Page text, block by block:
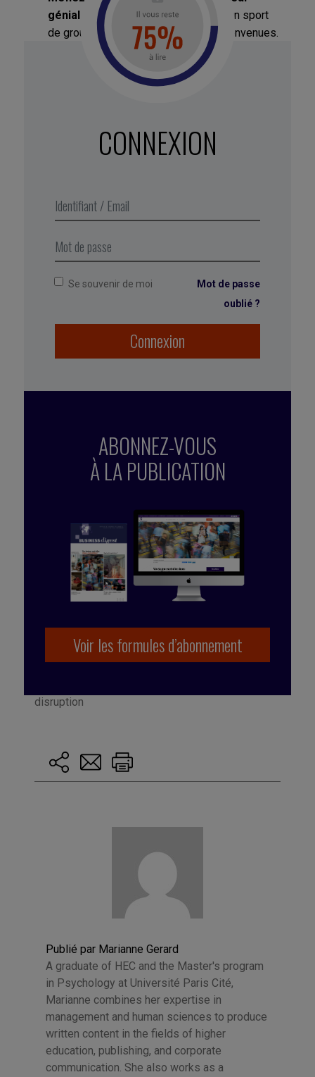
génial et solitaire . La créativité est un sport
de groupe ; les idées de tous sont bienvenues.
L’innovation qui fera la différence peut jaillir
d’échanges, de brainstormings et émerger à
tous les niveaux de l’organisation.
Le correcteur liquide (Tipp-ex) de Newell
CONNEXION
Se souvenir de moi
Mot de passe
oublié ?
Connexion
ABONNEZ-VOUS
À LA PUBLICATION
Voir les formules d’abonnement
disruption
Publié par Marianne Gerard
A graduate of HEC and the Master's program
in Psychology at Université Paris Cité,
Marianne combines her expertise in
management and human sciences to produce
written content in the fields of higher
education, publishing, and corporate
communication. She also works as a